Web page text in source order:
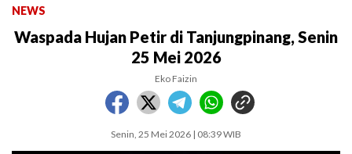
NEWS
Waspada Hujan Petir di Tanjungpinang, Senin
25 Mei 2026
Eko Faizin
Senin, 25 Mei 2026 | 08:39 WIB